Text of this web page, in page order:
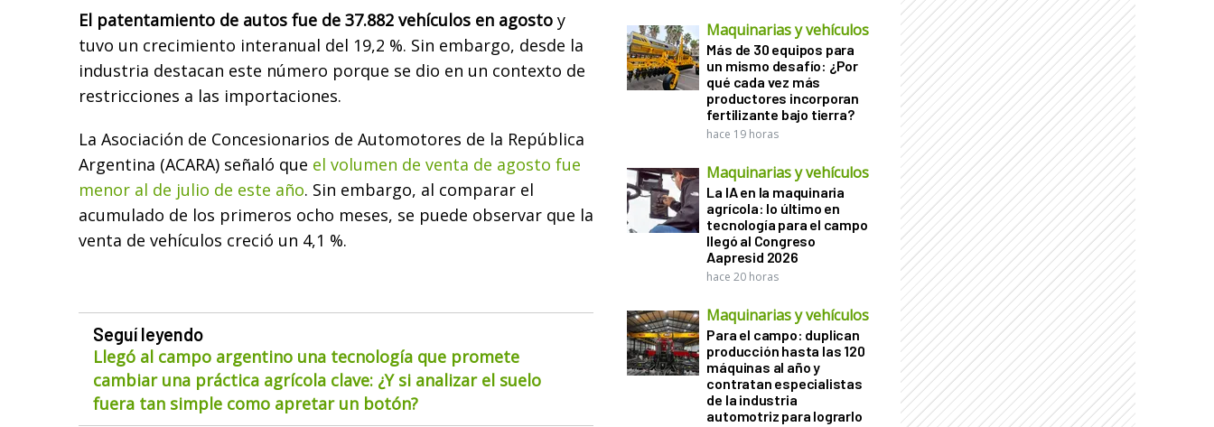
El patentamiento de autos fue de 37.882 vehículos en agosto y
tuvo un crecimiento interanual del 19,2 %. Sin embargo, desde la
industria destacan este número porque se dio en un contexto de
restricciones a las importaciones.
La Asociación de Concesionarios de Automotores de la República
Argentina (ACARA) señaló que el volumen de venta de agosto fue
menor al de julio de este año. Sin embargo, al comparar el
acumulado de los primeros ocho meses, se puede observar que la
venta de vehículos creció un 4,1 %.
Seguí leyendo
Llegó al campo argentino una tecnología que promete
cambiar una práctica agrícola clave: ¿Y si analizar el suelo
fuera tan simple como apretar un botón?
Maquinarias y vehículos
Más de 30 equipos para
un mismo desafío: ¿Por
qué cada vez más
productores incorporan
fertilizante bajo tierra?
hace 19 horas
Maquinarias y vehículos
La IA en la maquinaria
agrícola: lo último en
tecnología para el campo
llegó al Congreso
Aapresid 2026
hace 20 horas
Maquinarias y vehículos
Para el campo: duplican
producción hasta las 120
máquinas al año y
contratan especialistas
de la industria
automotriz para lograrlo